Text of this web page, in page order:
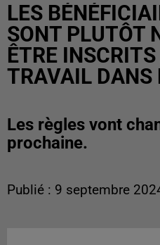
LES
SONT PLUTÔT
ÊTRE
TRAVAIL DANS
Les règles vont
prochaine.
Publié : 9 septembre